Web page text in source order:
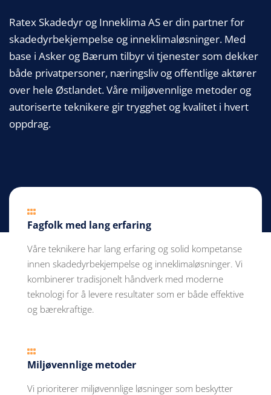
Ratex Skadedyr og Inneklima AS er din partner for
skadedyrbekjempelse og inneklimaløsninger. Med
base i Asker og Bærum tilbyr vi tjenester som dekker
både privatpersoner, næringsliv og offentlige aktører
over hele Østlandet. Våre miljøvennlige metoder og
autoriserte teknikere gir trygghet og kvalitet i hvert
oppdrag.

Fagfolk med lang erfaring
Våre teknikere har lang erfaring og solid kompetanse
innen skadedyrbekjempelse og inneklimaløsninger. Vi
kombinerer tradisjonelt håndverk med moderne
teknologi for å levere resultater som er både effektive
og bærekraftige.

Miljøvennlige metoder
Vi prioriterer miljøvennlige løsninger som beskytter